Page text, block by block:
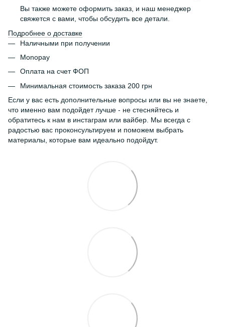
Вы также можете оформить заказ, и наш менеджер
свяжется с вами, чтобы обсудить все детали.
Подробнее о доставке
Наличными при получении
Monopay
Оплата на счет ФОП
Минимальная стоимость заказа 200 грн
Если у вас есть дополнительные вопросы или вы не знаете,
что именно вам подойдет лучше - не стесняйтесь и
обратитесь к нам в инстаграм или вайбер. Мы всегда с
радостью вас проконсультируем и поможем выбрать
материалы, которые вам идеально подойдут.